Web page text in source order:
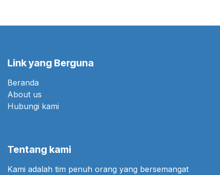
Link yang Berguna
Beranda
About us
Hubungi kami
Tentang kami
Kami adalah tim penuh orang yang bersemangat